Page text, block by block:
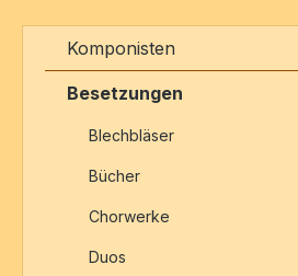
Komponisten
Besetzungen
Blechbläser
Bücher
Chorwerke
Duos